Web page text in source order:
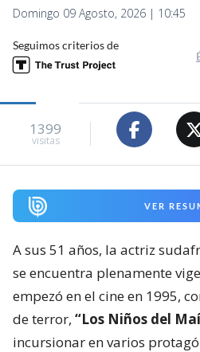
Domingo 09 Agosto, 2026 | 10:45
Seguimos criterios de
1399
visitas
VER
A sus 51 años, la actriz
se encuentra plenamente
empezó en el cine en 1995,
de terror, “Los Niños del
incursionar en varios